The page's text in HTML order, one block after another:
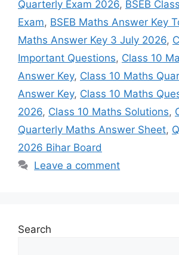
Quarterly Exam 2026, BSEB
Exam, BSEB Maths Answer Key
Maths Answer Key 3 July 2026,
Important Questions, Class 10
Answer Key, Class 10 Maths
Answer Key, Class 10 Maths
2026, Class 10 Maths Solutions,
Quarterly Maths Answer Sheet,
2026 Bihar Board
Leave a comment
Search